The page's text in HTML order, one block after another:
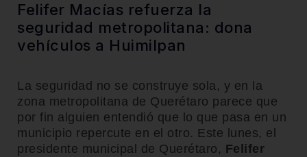
Felifer Macías refuerza la
seguridad metropolitana: dona
vehículos a Huimilpan
La seguridad no se construye sola, y en la
zona metropolitana de Querétaro parece que
por fin alguien entendió que lo que pasa en un
municipio repercute en el otro. Este lunes, el
presidente municipal de Querétaro, Felifer